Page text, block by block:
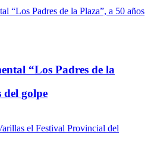
“Los Padres de la
del golpe